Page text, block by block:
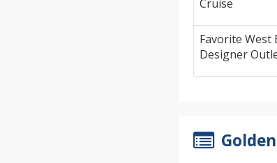
Cruise
Favorite West
Designer